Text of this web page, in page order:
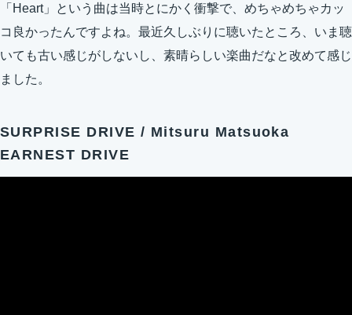
「Heart」という曲は当時とにかく衝撃で、めちゃめちゃカッ
コ良かったんですよね。最近久しぶりに聴いたところ、いま聴
いても古い感じがしないし、素晴らしい楽曲だなと改めて感じ
ました。
SURPRISE DRIVE / Mitsuru Matsuoka
EARNEST DRIVE